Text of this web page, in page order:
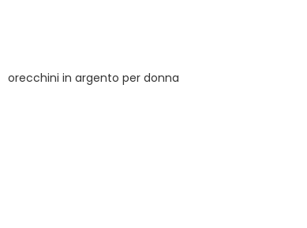
orecchini in argento per donna